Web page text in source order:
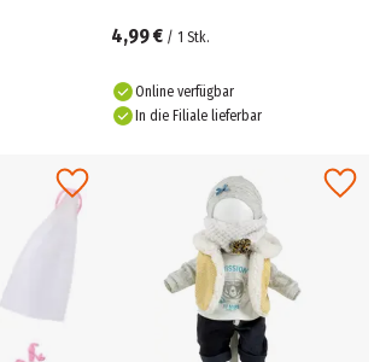
4,99 € / 1 Stk.
Online verfügbar
In die Filiale lieferbar